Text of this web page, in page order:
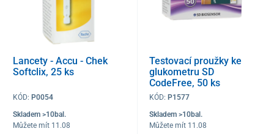
Lancety - Accu - Chek
Softclix, 25 ks
KÓD: P0054
Skladem >10bal.
Můžete mít 11.08
Testovací proužky ke
glukometru SD
CodeFree, 50 ks
KÓD: P1577
Skladem >10bal.
Můžete mít 11.08